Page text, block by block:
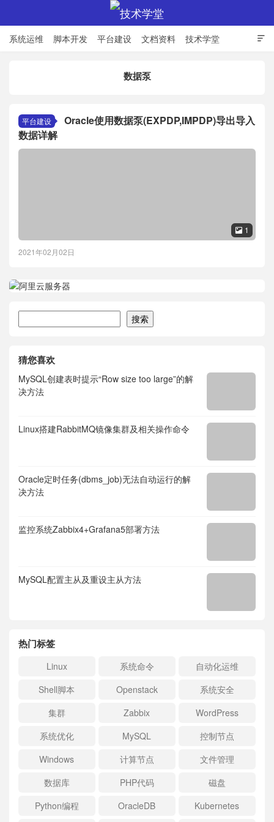

系统运维 脚本开发 平台建设 文档资料 技术学堂
数据泵
平台建设
Oracle使用数据泵(EXPDP,IMPDP)导出导入
数据详解
 1
2021年02月02日
搜索
猜您喜欢
MySQL创建表时提示“Row size too large”的解
决方法
Linux搭建RabbitMQ镜像集群及相关操作命令
Oracle定时任务(dbms_job)无法自动运行的解
决方法
监控系统Zabbix4+Grafana5部署方法
MySQL配置主从及重设主从方法
热门标签
Linux 系统命令
自动化运维
Shell脚本
Openstack
系统安全
集群
Zabbix
WordPress
系统优化
MySQL
控制节点
Windows
计算节点
文件管理
数据库
PHP代码
磁盘
Python编程
OracleDB Kubernetes